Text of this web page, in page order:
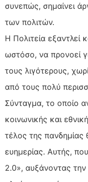
συνεπώς, σημαίνει
των πολιτών.
Η Πολιτεία εξαντλεί
ωστόσο, να προνοεί
τους λιγότερους,
από τους πολύ
Σύνταγμα, το οποίο
κοινωνικής και
τέλος της πανδημίας
ευημερίας. Αυτής,
2.0», αυξάνοντας